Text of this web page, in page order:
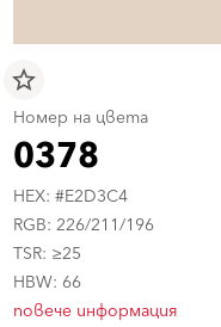
star_border
Номер на цвета
0378
HEX: #E2D3C4
RGB: 226/211/196
TSR: ≥25
HBW: 66
повече информация